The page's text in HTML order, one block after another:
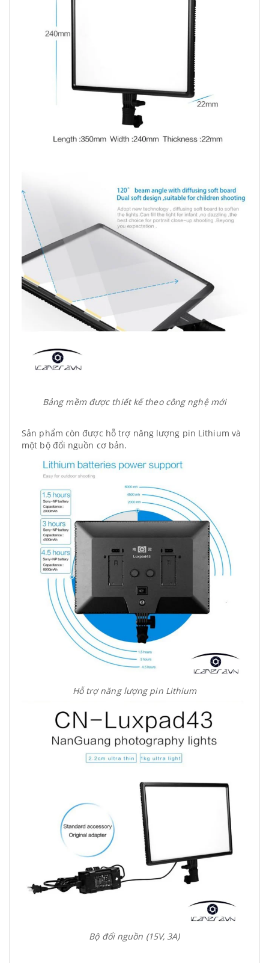
Bảng mềm được thiết kế theo công nghệ mới
Sản phẩm còn được hỗ trợ năng lượng pin Lithium và
một bộ đổi nguồn cơ bản.
Hỗ trợ năng lượng pin Lithium
Bộ đổi nguồn (15V, 3A)